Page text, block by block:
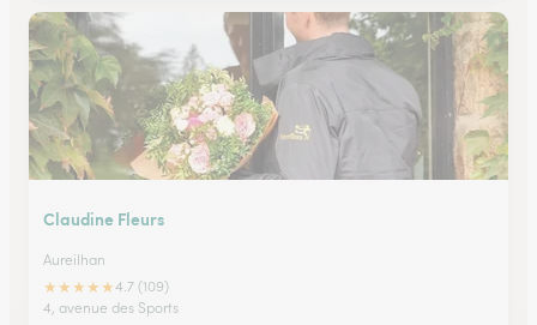
Claudine Fleurs
Aureilhan
★★★★★4.7 (109)
4, avenue des Sports